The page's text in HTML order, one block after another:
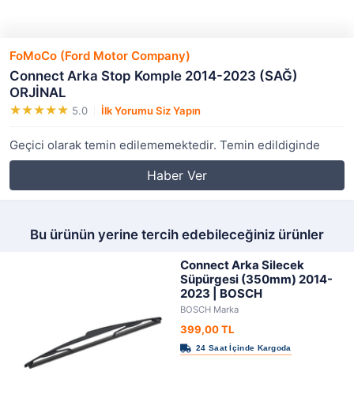
FoMoCo (Ford Motor Company)
Connect Arka Stop Komple 2014-2023 (SAĞ)
ORJİNAL
5.0 İlk Yorumu Siz Yapın
Geçici olarak temin edilememektedir. Temin edildiginde
Haber Ver
Bu ürünün yerine tercih edebileceğiniz ürünler
Connect Arka Silecek
Süpürgesi (350mm) 2014-
2023 | BOSCH
BOSCH Marka
399,00 TL